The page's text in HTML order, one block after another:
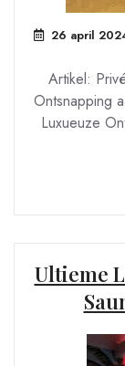
26 april
Artikel:
Ontsnapping
Luxueuze
Ultieme